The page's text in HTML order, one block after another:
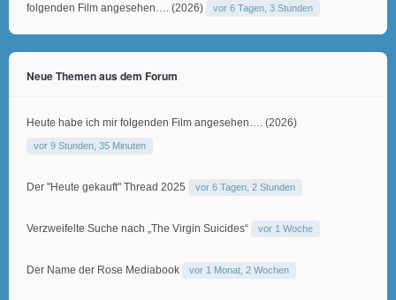
folgenden Film angesehen…. (2026)
vor 6 Tagen, 3 Stunden
Neue Themen aus dem Forum
Heute habe ich mir folgenden Film angesehen…. (2026)
vor 9 Stunden, 35 Minuten
Der "Heute gekauft" Thread 2025 vor 6 Tagen, 2 Stunden
Verzweifelte Suche nach „The Virgin Suicides“ vor 1 Woche
Der Name der Rose Mediabook vor 1 Monat, 2 Wochen